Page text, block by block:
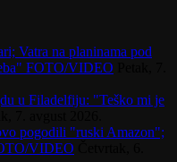
Vatra na planinama pod
FOTO/VIDEO
u Filadelfiju: "Teško mi je
pogodili "ruski Amazon";
VIDEO